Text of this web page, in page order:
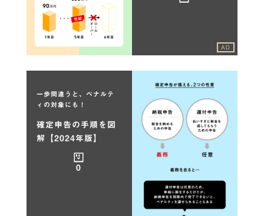
AD
一歩間違うと、ペナルテ
ィの対象にも！
確定申告の手順を図
解【2024年版】
0